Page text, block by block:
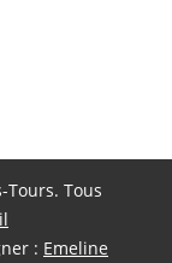
Tous
: Emeline